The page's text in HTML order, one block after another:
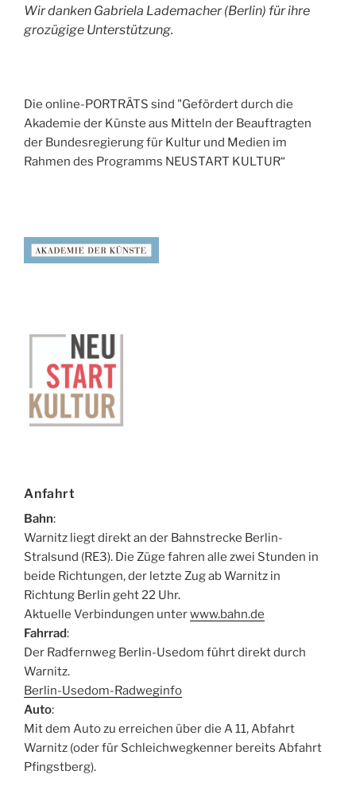
Wir danken Gabriela Lademacher (Berlin) für ihre
grozügige Unterstützung.
Die online-PORTRÄTS sind "Gefördert durch die
Akademie der Künste aus Mitteln der Beauftragten
der Bundesregierung für Kultur und Medien im
Rahmen des Programms NEUSTART KULTUR“
Anfahrt
Bahn:
Warnitz liegt direkt an der Bahnstrecke Berlin-
Stralsund (RE3). Die Züge fahren alle zwei Stunden in
beide Richtungen, der letzte Zug ab Warnitz in
Richtung Berlin geht 22 Uhr.
Aktuelle Verbindungen unterwww.bahn.de
Fahrrad:
Der Radfernweg Berlin-Usedom führt direkt durch
Warnitz.
Berlin-Usedom-Radweginfo
Auto:
Mit dem Auto zu erreichen über die A 11, Abfahrt
Warnitz (oder für Schleichwegkenner bereits Abfahrt
Pfingstberg).